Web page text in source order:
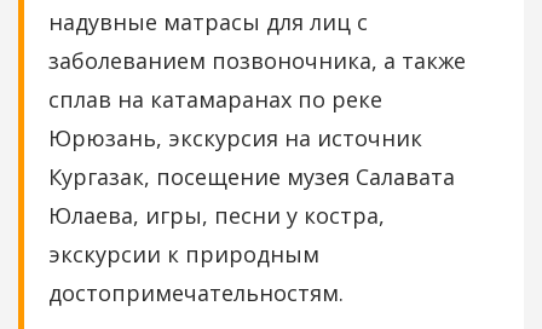
надувные матрасы для лиц с
заболеванием позвоночника, а также
сплав на катамаранах по реке
Юрюзань, экскурсия на источник
Кургазак, посещение музея Салавата
Юлаева, игры, песни у костра,
экскурсии к природным
достопримечательностям.